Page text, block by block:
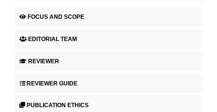
FOCUS AND SCOPE
EDITORIAL TEAM
REVIEWER
REVIEWER GUIDE
PUBLICATION ETHICS